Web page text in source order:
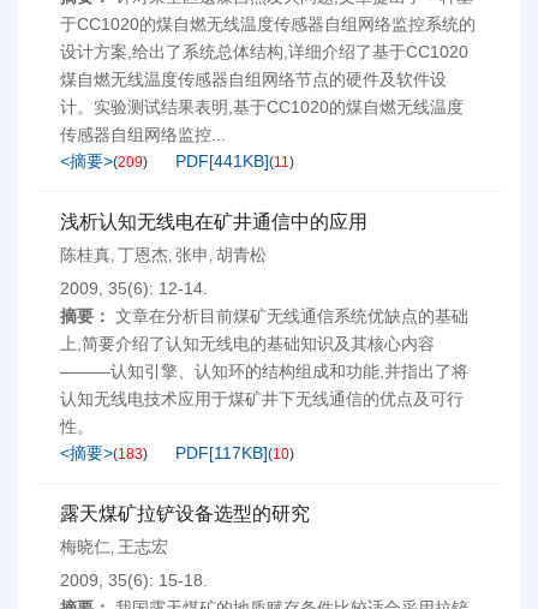
于CC1020的煤自燃无线温度传感器自组网络监控系统的
设计方案,给出了系统总体结构,详细介绍了基于CC1020
煤自燃无线温度传感器自组网络节点的硬件及软件设
计。实验测试结果表明,基于CC1020的煤自燃无线温度
传感器自组网络监控...
<摘要>(209) PDF[441KB](11)
浅析认知无线电在矿井通信中的应用
陈桂真, 丁恩杰, 张申 , 胡青松
2009, 35(6): 12-14.
摘要： 文章在分析目前煤矿无线通信系统优缺点的基础
上,简要介绍了认知无线电的基础知识及其核心内容
———认知引擎、认知环的结构组成和功能,并指出了将
认知无线电技术应用于煤矿井下无线通信的优点及可行
性。
<摘要>(183) PDF[117KB](10)
露天煤矿拉铲设备选型的研究
梅晓仁, 王志宏
2009, 35(6): 15-18.